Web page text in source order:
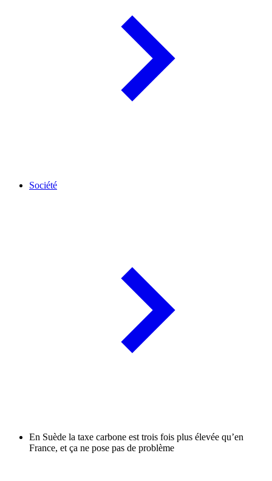
Société
En Suède la taxe carbone est trois fois plus élevée qu’en
France, et ça ne pose pas de problème